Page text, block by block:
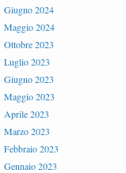
Giugno 2024
Maggio 2024
Ottobre 2023
Luglio 2023
Giugno 2023
Maggio 2023
Aprile 2023
Marzo 2023
Febbraio 2023
Gennaio 2023